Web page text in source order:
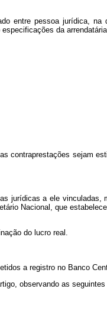
entre pessoa jurídica,
da
contraprestações sejam
jurídicas a ele vinculadas,
Nacional, que
do lucro real.
a registro no Banco
observando as